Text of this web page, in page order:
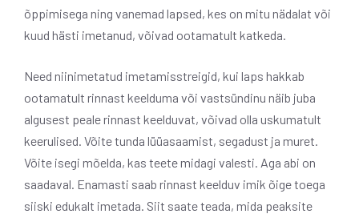
õppimisega ning vanemad lapsed, kes on mitu nädalat või
kuud hästi imetanud, võivad ootamatult katkeda.
Need niinimetatud imetamisstreigid, kui laps hakkab
ootamatult rinnast keelduma või vastsündinu näib juba
algusest peale rinnast keelduvat, võivad olla uskumatult
keerulised. Võite tunda lüüasaamist, segadust ja muret.
Võite isegi mõelda, kas teete midagi valesti. Aga abi on
saadaval. Enamasti saab rinnast keelduv imik õige toega
siiski edukalt imetada. Siit saate teada, mida peaksite